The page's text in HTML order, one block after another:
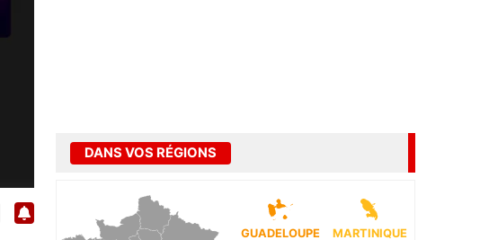
DANS VOS RÉGIONS
GUADELOUPE MARTINIQUE